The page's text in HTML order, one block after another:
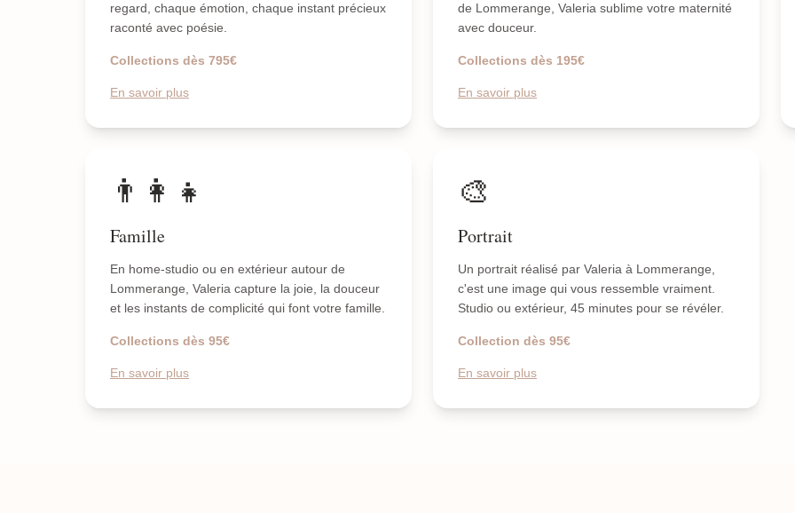
regard, chaque émotion, chaque instant précieux
raconté avec poésie.
Collections dès 795€
En savoir plus
de Lommerange, Valeria sublime votre maternité
avec douceur.
Collections dès 195€
En savoir plus
👨‍👩‍👧
Famille
En home-studio ou en extérieur autour de
Lommerange, Valeria capture la joie, la douceur
et les instants de complicité qui font votre famille.
Collections dès 95€
En savoir plus
🎨
Portrait
Un portrait réalisé par Valeria à Lommerange,
c'est une image qui vous ressemble vraiment.
Studio ou extérieur, 45 minutes pour se révéler.
Collection dès 95€
En savoir plus